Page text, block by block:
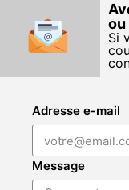
ou
Si
Adresse e-mail
Message